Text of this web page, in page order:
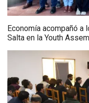
Economía acompañó a
Salta en la Youth